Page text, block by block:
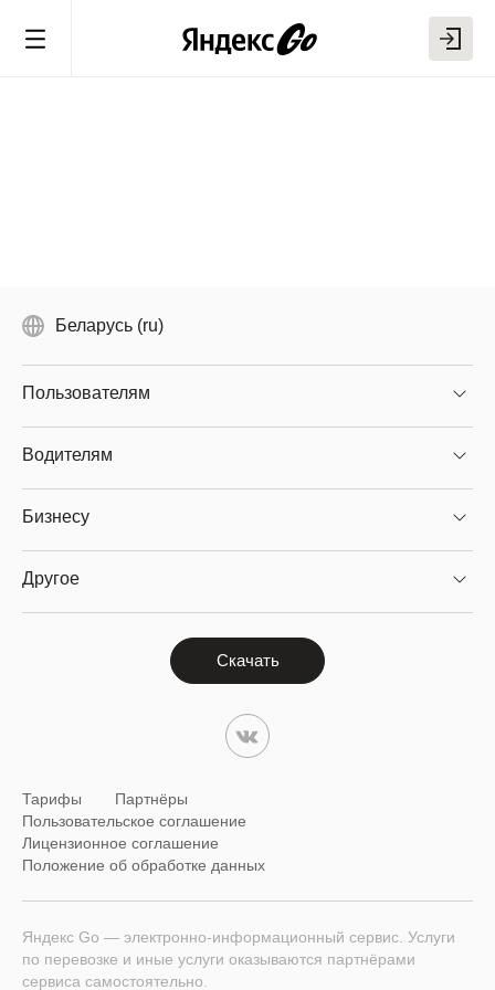
Беларусь (ru)
Пользователям
Водителям
Бизнесу
Другое
Скачать
Тарифы
Партнёры
Пользовательское соглашение
Лицензионное соглашение
Положение об обработке данных
Яндекс Go — электронно-информационный сервис. Услуги
по перевозке и иные услуги оказываются партнёрами
сервиса самостоятельно.